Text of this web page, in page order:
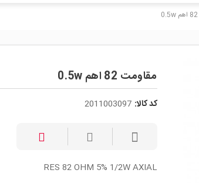
مقاومت 82 اهم 0.5w
کد کالا: 2011003097
RES 82 OHM 5% 1/2W AXIAL